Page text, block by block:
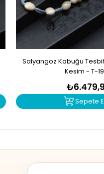
Salyangoz Kabuğu
Kesim - T-
Sepete